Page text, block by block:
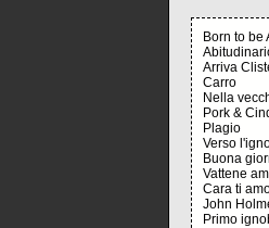
Born to be
Arriva
Carro
Nella
Pork &
Plagio
Verso
Buona
Vattene
Cara ti
John
Primo